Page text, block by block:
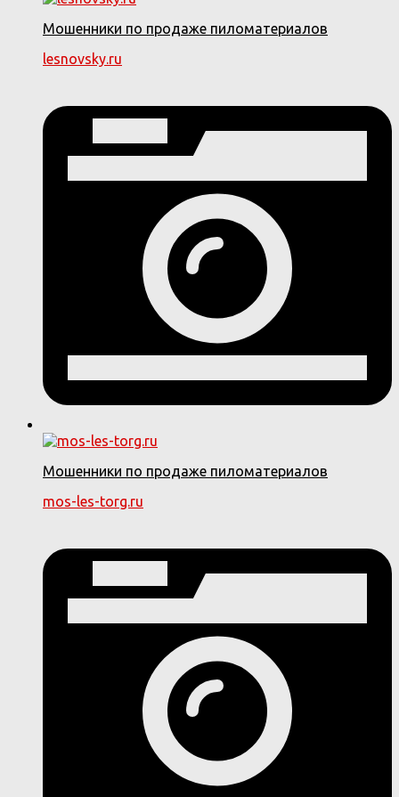
Мошенники по продаже пиломатериалов
lesnovsky.ru
Мошенники по продаже пиломатериалов
mos-les-torg.ru